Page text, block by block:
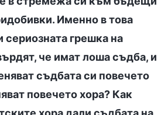
Именно в това
сериозната грешка на
че имат лоша съдба, и
съдбата си повечето
повечето хора? Как